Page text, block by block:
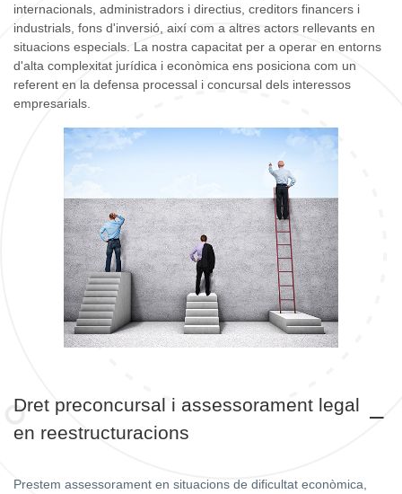
internacionals, administradors i directius, creditors financers i
industrials, fons d'inversió, així com a altres actors rellevants en
situacions especials. La nostra capacitat per a operar en entorns
d'alta complexitat jurídica i econòmica ens posiciona com un
referent en la defensa processal i concursal dels interessos
empresarials.
Dret preconcursal i assessorament legal
en reestructuracions
Prestem assessorament en situacions de dificultat econòmica,